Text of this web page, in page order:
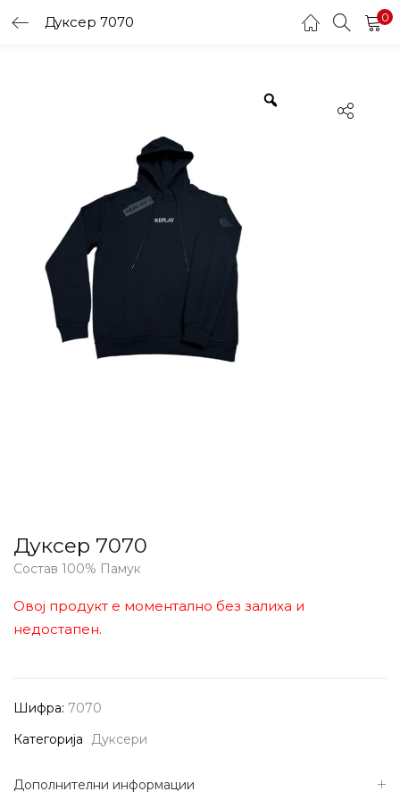
Дуксер 7070 0
Дуксер 7070
Состав 100% Памук
Овој продукт е моментално без залиха и
недостапен.
Шифра: 7070
Категорија
Дуксери
Дополнителни информации
LOGIN
Enter your username and password to login.
Remember me
Login
Lost password?